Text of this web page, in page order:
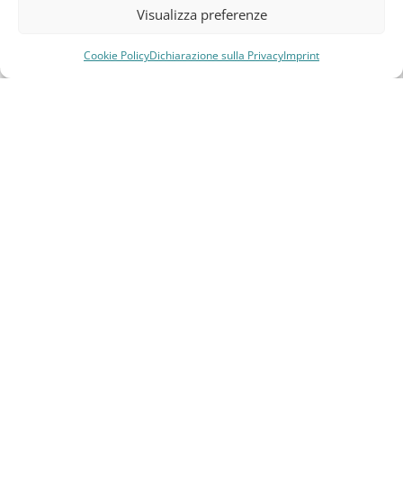
Visualizza preferenze
Cookie PolicyDichiarazione sulla PrivacyImprint
Pagine Dedicate
Lista dei desideri
CarrelloMenu